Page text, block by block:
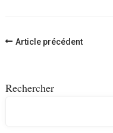
Navigation
Article précédent
Rechercher